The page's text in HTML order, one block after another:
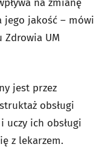
na zmianę
jego jakość – mówi
Zdrowia UM
jest przez
obsługi
uczy ich obsługi
z lekarzem.